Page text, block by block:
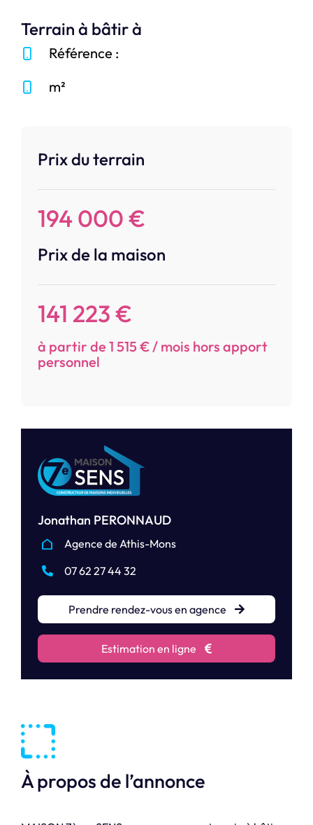
Prix du terrain
194 000 €
Prix de la maison
141 223 €
à partir de 1 515 € / mois hors apport
personnel
Jonathan PERONNAUD
Agence de Athis-Mons
07 62 27 44 32
Prendre rendez-vous en agence
Estimation en ligne
Terrain à bâtir à
Référence :
m²
À propos de l’annonce